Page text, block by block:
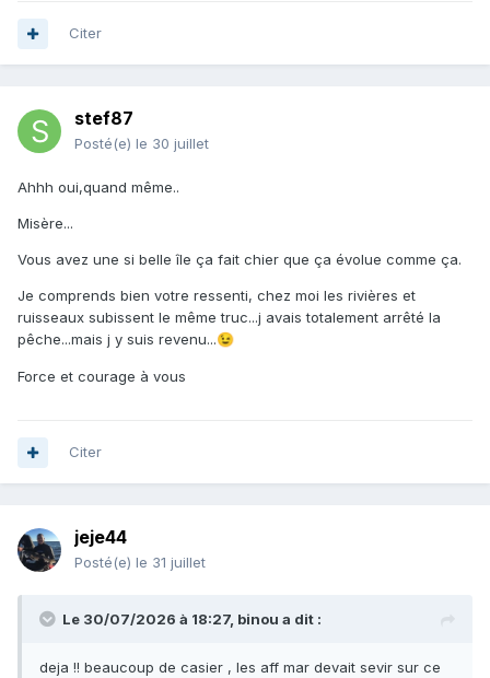
Citer
stef87
Posté(e) le 30 juillet
Ahhh oui,quand même..
Misère...
Vous avez une si belle île ça fait chier que ça évolue comme ça.
Je comprends bien votre ressenti, chez moi les rivières et
ruisseaux subissent le même truc...j avais totalement arrêté la
pêche...mais j y suis revenu...😉
Force et courage à vous
Citer
jeje44
Posté(e) le 31 juillet
Le 30/07/2026 à 18:27, binou a dit :
deja !! beaucoup de casier , les aff mar devait sevir sur ce